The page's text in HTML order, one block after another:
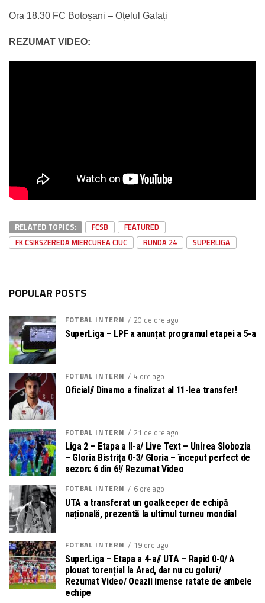
Ora 18.30 FC Botoșani – Oțelul Galați
REZUMAT VIDEO:
RELATED TOPICS: FCSB
FEATURED
FK CSIKSZEREDA MIERCUREA CIUC
RUNDA 24 SUPERLIGA
POPULAR POSTS
FOTBAL INTERN 20 de ore ago
SuperLiga – LPF a anunțat programul etapei a 5-a
FOTBAL INTERN 4 ore ago
Oficial// Dinamo a finalizat al 11-lea transfer!
FOTBAL INTERN 21 de ore ago
Liga 2 – Etapa a II-a/ Live Text – Unirea Slobozia
– Gloria Bistrița 0-3/ Gloria – început perfect de
sezon: 6 din 6!/ Rezumat Video
FOTBAL INTERN
6 ore ago
UTA a transferat un goalkeeper de echipă
națională, prezentă la ultimul turneu mondial
FOTBAL INTERN 19 ore ago
SuperLiga – Etapa a 4-a// UTA – Rapid 0-0/ A
plouat torențial la Arad, dar nu cu goluri/
Rezumat Video/ Ocazii imense ratate de ambele
echipe